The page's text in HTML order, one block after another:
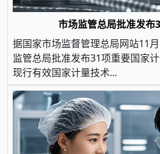
市场监管总局批准发布
据国家市场监督管理总局网站11
监管总局批准发布31项重要国家
现行有效国家计量技术...